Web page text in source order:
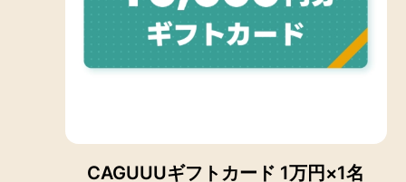
CAGUUUギフトカード 1万円×1名